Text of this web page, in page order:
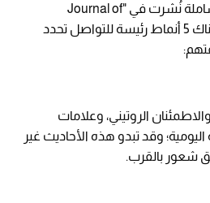
وبناءً على مراجعة علمية شاملة نُشرت في "Journal of
Psychology in Africa"، هناك 5 أنماط رئيسة للتواصل تحدد
الروتيني، وعلامات
وقد تبدو هذه الأحاديث غير
شعور بالقرب.